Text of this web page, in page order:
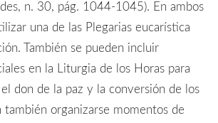
n. 30, pág. 1044-1045). En ambos
una de las Plegarias eucarística
También se pueden incluir
en la Liturgia de los Horas para
don de la paz y la conversión de los
también organizarse momentos de